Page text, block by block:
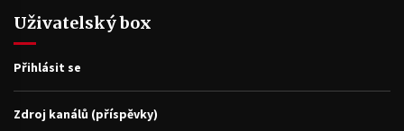
Uživatelský box
Přihlásit se
Zdroj kanálů (příspěvky)